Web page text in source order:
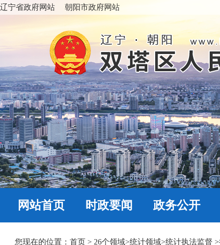
辽宁省政府网站 朝阳市政府网站
网站首页 时政要闻 政务公开
您现在的位置： 首页 > 26个领域>统计领域>统计执法监督 >